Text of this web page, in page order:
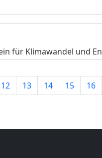
für Klimawandel und
12 13 14 15 16